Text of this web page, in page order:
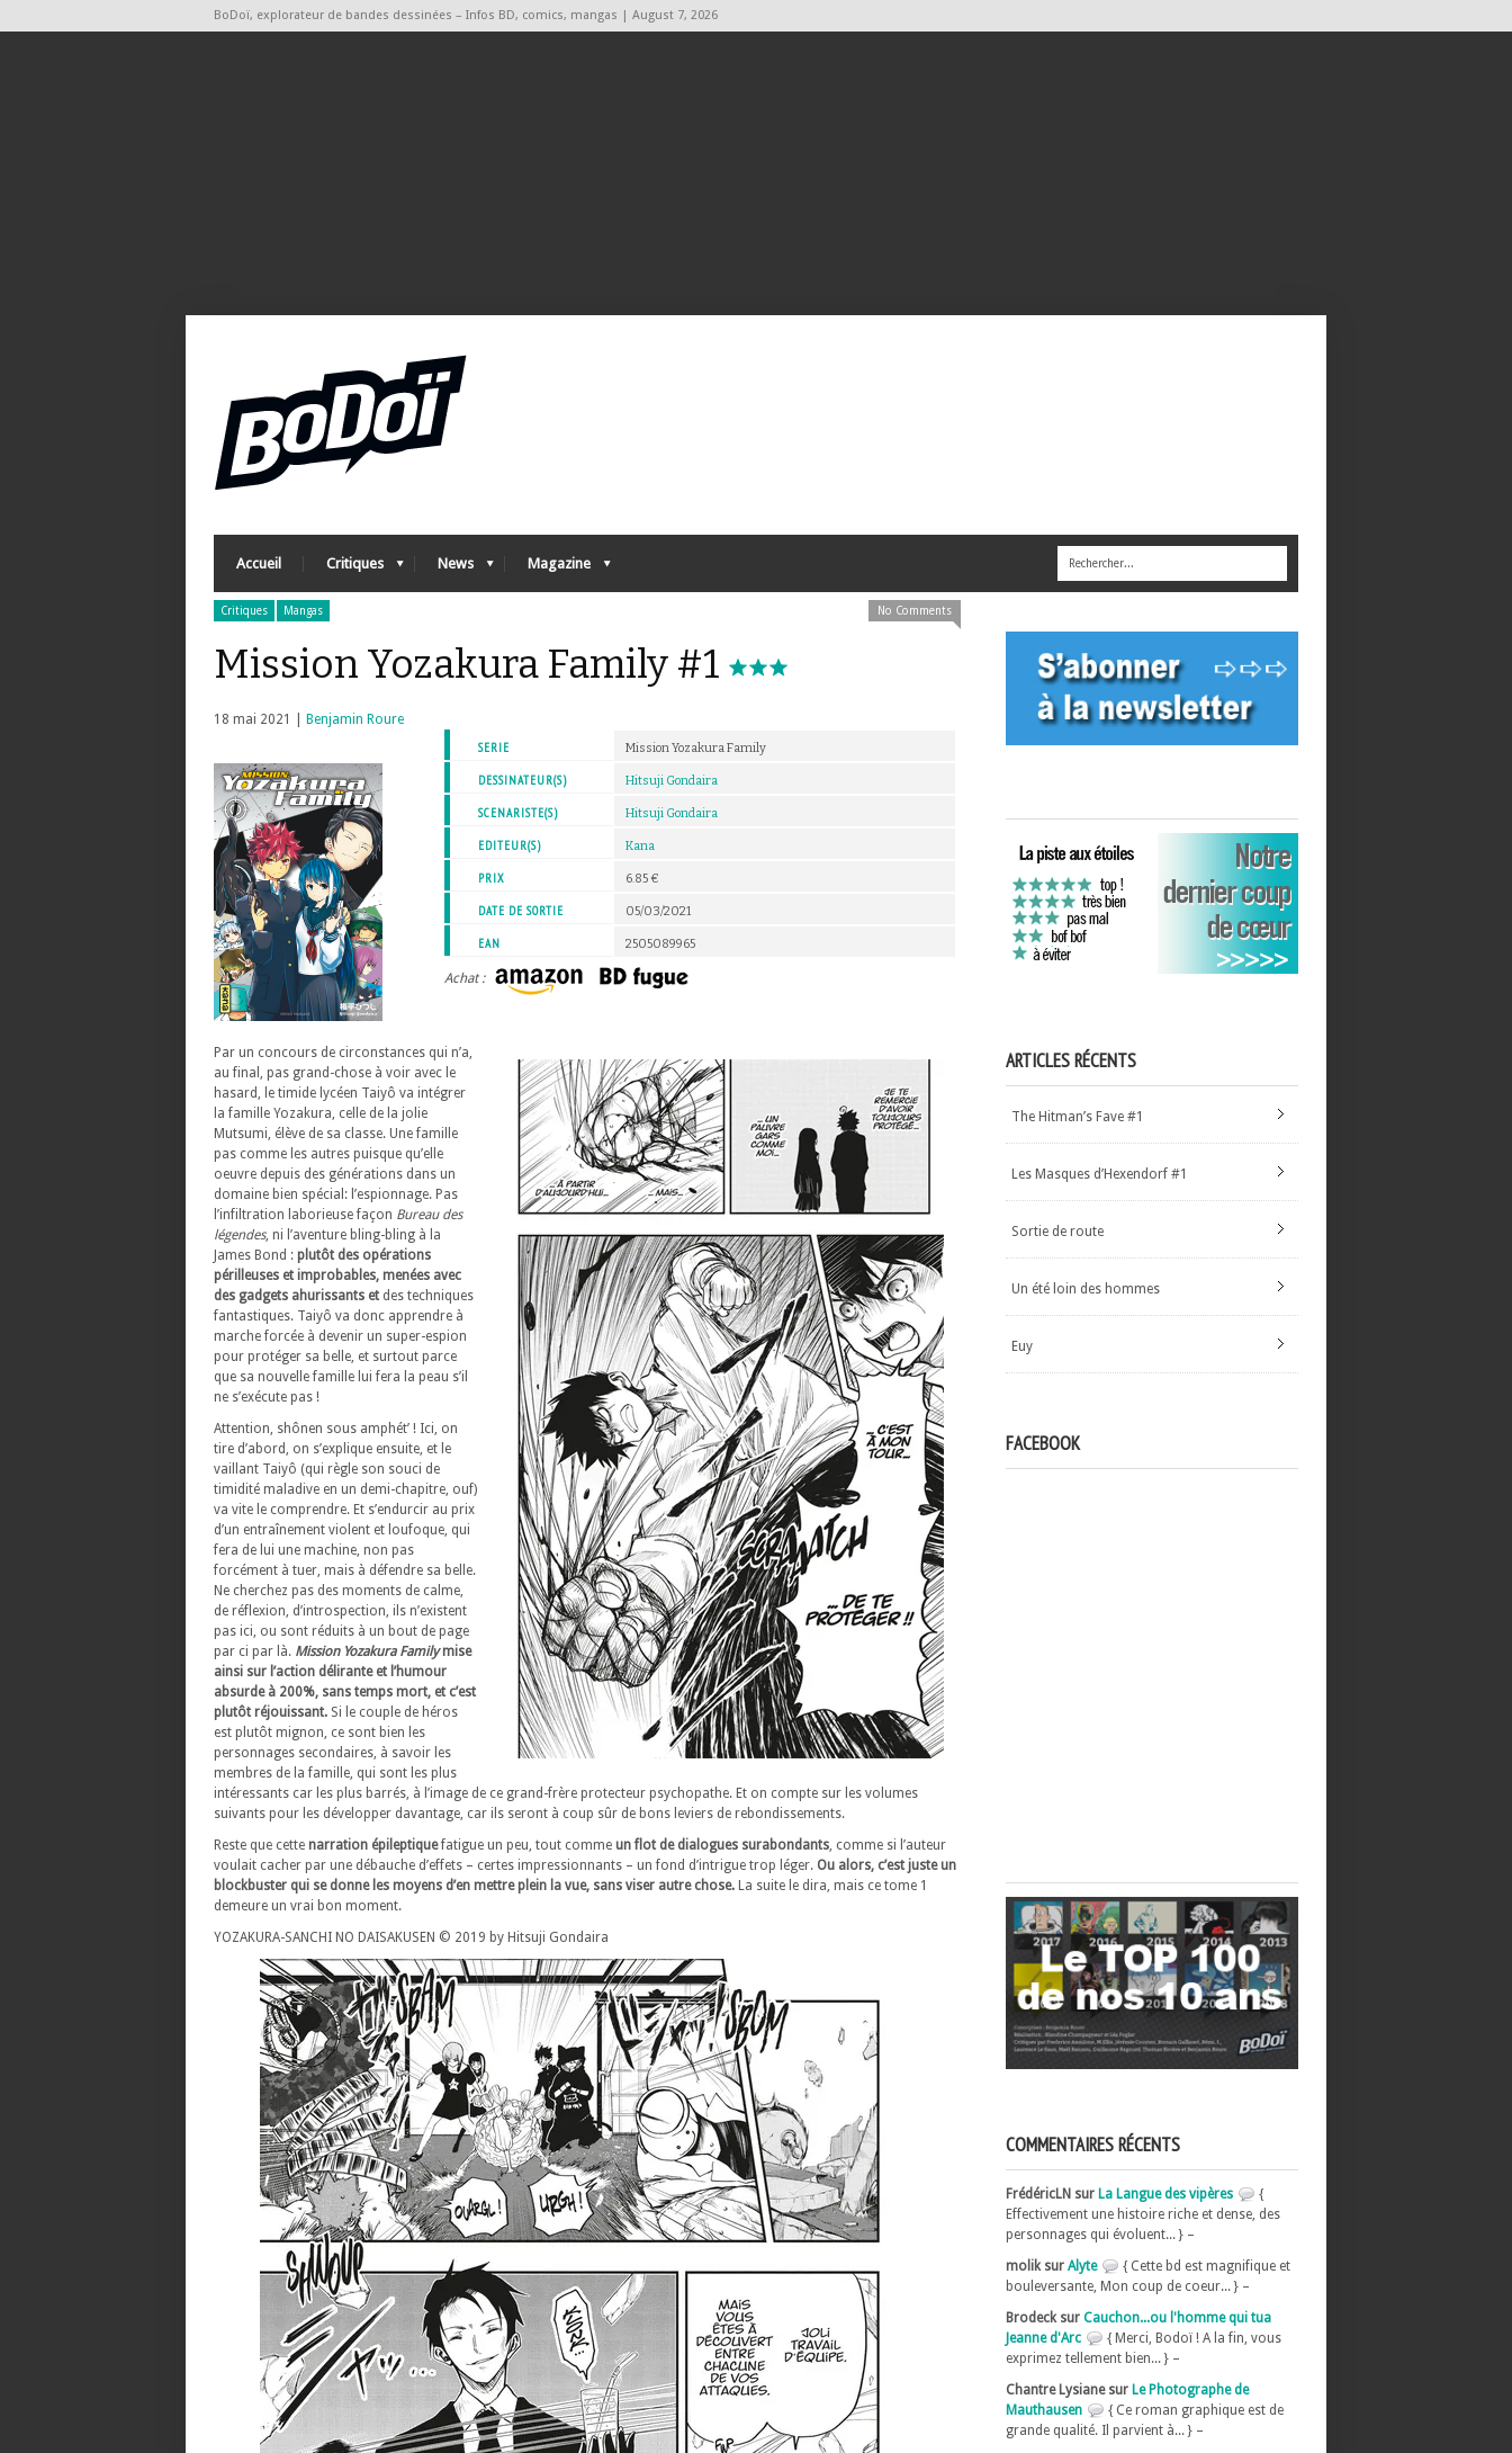
BoDoï, explorateur de bandes dessinées – Infos BD, comics, mangas | August 7, 2026
Accueil Critiques News Magazine
Critiques Mangas No Comments
Mission Yozakura Family #1
18 mai 2021 |
Benjamin Roure
SERIE
Mission Yozakura Family
DESSINATEUR(S) Hitsuji Gondaira
SCENARISTE(S) Hitsuji Gondaira
EDITEUR(S) Kana
PRIX 6.85 €
DATE DE SORTIE 05/03/2021
EAN 2505089965
Achat :
Par un concours de circonstances qui n’a,
au final, pas grand-chose à voir avec le
hasard, le timide lycéen Taiyô va intégrer
la famille Yozakura, celle de la jolie
Mutsumi, élève de sa classe. Une famille
pas comme les autres puisque qu’elle
oeuvre depuis des générations dans un
domaine bien spécial: l’espionnage. Pas
l’infiltration laborieuse façon Bureau des
légendes, ni l’aventure bling-bling à la
James Bond : plutôt des opérations
périlleuses et improbables, menées avec
des gadgets ahurissants et des techniques
fantastiques. Taiyô va donc apprendre à
marche forcée à devenir un super-espion
pour protéger sa belle, et surtout parce
que sa nouvelle famille lui fera la peau s’il
ne s’exécute pas !
Attention, shônen sous amphét’ ! Ici, on
tire d’abord, on s’explique ensuite, et le
vaillant Taiyô (qui règle son souci de
timidité maladive en un demi-chapitre, ouf)
va vite le comprendre. Et s’endurcir au prix
d’un entraînement violent et loufoque, qui
fera de lui une machine, non pas
forcément à tuer, mais à défendre sa belle.
Ne cherchez pas des moments de calme,
de réflexion, d’introspection, ils n’existent
pas ici, ou sont réduits à un bout de page
par ci par là. Mission Yozakura Familymise
ainsi sur l’action délirante et l’humour
absurde à 200%, sans temps mort, et c’est
plutôt réjouissant. Si le couple de héros
est plutôt mignon, ce sont bien les
personnages secondaires, à savoir les
membres de la famille, qui sont les plus
intéressants car les plus barrés, à l’image de ce grand-frère protecteur psychopathe. Et on compte sur les volumes
suivants pour les développer davantage, car ils seront à coup sûr de bons leviers de rebondissements.
Reste que cette narration épileptiquefatigue un peu, tout comme un flot de dialogues surabondants, comme si l’auteur
voulait cacher par une débauche d’effets – certes impressionnants – un fond d’intrigue trop léger. Ou alors, c’est juste un
blockbuster qui se donne les moyens d’en mettre plein la vue, sans viser autre chose. La suite le dira, mais ce tome 1
demeure un vrai bon moment.
YOZAKURA-SANCHI NO DAISAKUSEN © 2019 by Hitsuji Gondaira
ARTICLES RÉCENTS
The Hitman’s Fave #1
Les Masques d’Hexendorf #1
Sortie de route
Un été loin des hommes
Euy
FACEBOOK
COMMENTAIRES RÉCENTS
FrédéricLN sur La Langue des vipères
{
Effectivement une histoire riche et dense, des
personnages qui évoluent... } –
molik sur Alyte
{ Cette bd est magnifique et
bouleversante, Mon coup de coeur... } –
Brodeck sur Cauchon...ou l'homme qui tua
Jeanne d'Arc
{ Merci, Bodoï ! A la fin, vous
exprimez tellement bien... } –
Chantre Lysiane sur Le Photographe de
Mauthausen
{ Ce roman graphique est de
grande qualité. Il parvient à... } –